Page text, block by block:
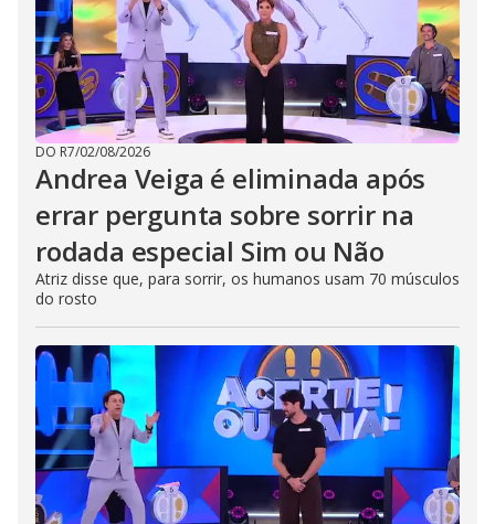
DO R7/02/08/2026
Andrea Veiga é eliminada após
errar pergunta sobre sorrir na
rodada especial Sim ou Não
Atriz disse que, para sorrir, os humanos usam 70 músculos
do rosto